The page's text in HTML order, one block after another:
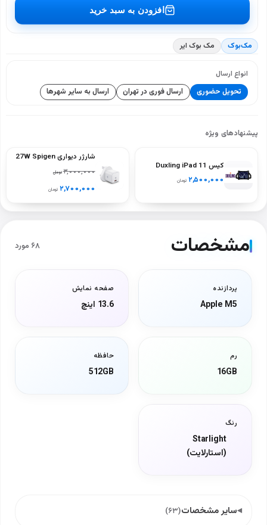
افزودن به سبد خرید
مک‌بوک مک بوک ایر
انواع ارسال
تحویل حضوری ارسال فوری در تهران ارسال به سایر شهرها
پیشنهادهای ویژه
کیس Duxling iPad 11
نسل A16
بنفش
۲,۵۰۰,۰۰۰ تومان
شارژر دیواری 27W Spigen
۳,۰۰۰,۰۰۰تومان
۲,۷۰۰,۰۰۰ تومان
مشخصات ۶۸ مورد
پردازنده
Apple M5
صفحه نمایش
13.6 اینچ
رم
16GB
حافظه
512GB
رنگ
Starlight
(استارلایت)
سایر مشخصات(۶۳)